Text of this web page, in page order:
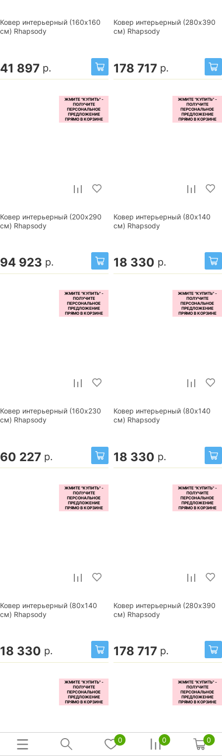
Ковер интерьерный (160x160
см) Rhapsody
41 897 р.
Ковер интерьерный (280x390
см) Rhapsody
178 717 р.
Ковер интерьерный (200x290
см) Rhapsody
94 923 р.
Ковер интерьерный (80x140
см) Rhapsody
18 330 р.
Ковер интерьерный (160x230
см) Rhapsody
60 227 р.
Ковер интерьерный (80x140
см) Rhapsody
18 330 р.
Ковер интерьерный (80x140
см) Rhapsody
18 330 р.
Ковер интерьерный (280x390
см) Rhapsody
178 717 р.
0 0 0